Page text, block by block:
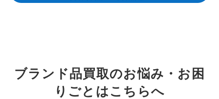
ブランド品買取のお悩み・お困
りごとはこちらへ